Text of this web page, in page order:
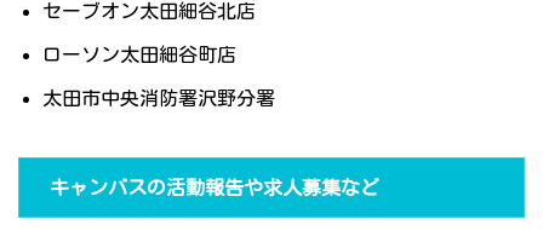
セーブオン太田細谷北店
ローソン太田細谷町店
太田市中央消防署沢野分署
キャンバスの活動報告や求人募集など